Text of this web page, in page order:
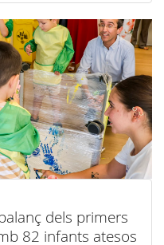
dels primers
82 infants atesos